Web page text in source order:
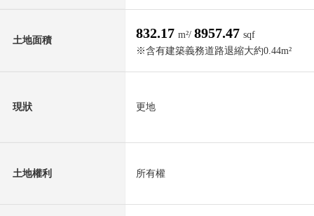
土地面積 832.17 m²/ 8957.47 sqf
※含有建築義務道路退縮大約0.44m²
現狀 更地
土地權利 所有權